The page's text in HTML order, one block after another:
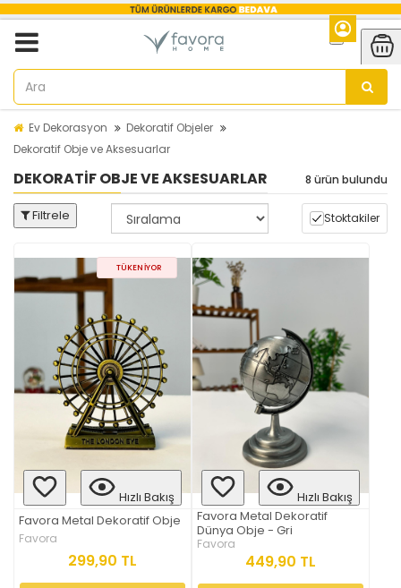
Ev Dekorasyon
Dekoratif Objeler
Dekoratif Obje ve Aksesuarlar
DEKORATIF OBJE VE AKSESUARLAR 8 ürün bulundu
Filtrele Stoktakiler
TÜKENIYOR
Hızlı Bakış
Favora Metal Dekoratif Obje
Favora
299,90 TL
Hızlı Bakış
Favora Metal Dekoratif
Dünya Obje - Gri
Favora
449,90 TL